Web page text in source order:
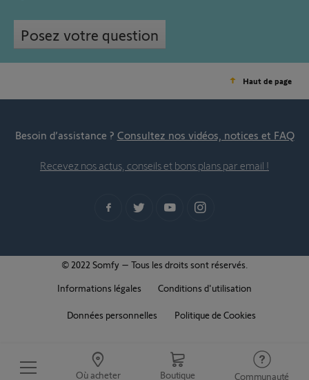
Où acheter Boutique Communauté
Posez votre question
Haut de page
Besoin d’assistance ? Consultez nos vidéos, notices et FAQ
Recevez nos actus, conseils et bons plans par email !
© 2022 Somfy – Tous les droits sont réservés.
Informations légales
Conditions d'utilisation
Données personnelles Politique de Cookies